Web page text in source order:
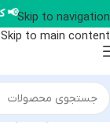
Skip to navigation
Skip to main content
خانه/محصولات یونی